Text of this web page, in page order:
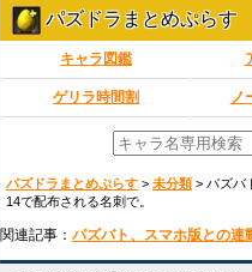
パズドラまとめぷらす
キャラ図鑑
ゲリラ時間割 ノ
パズドラまとめぷらす > 未分類 > パズバ
14で配布される名刺で。
関連記事： パズバト、スマホ版との連